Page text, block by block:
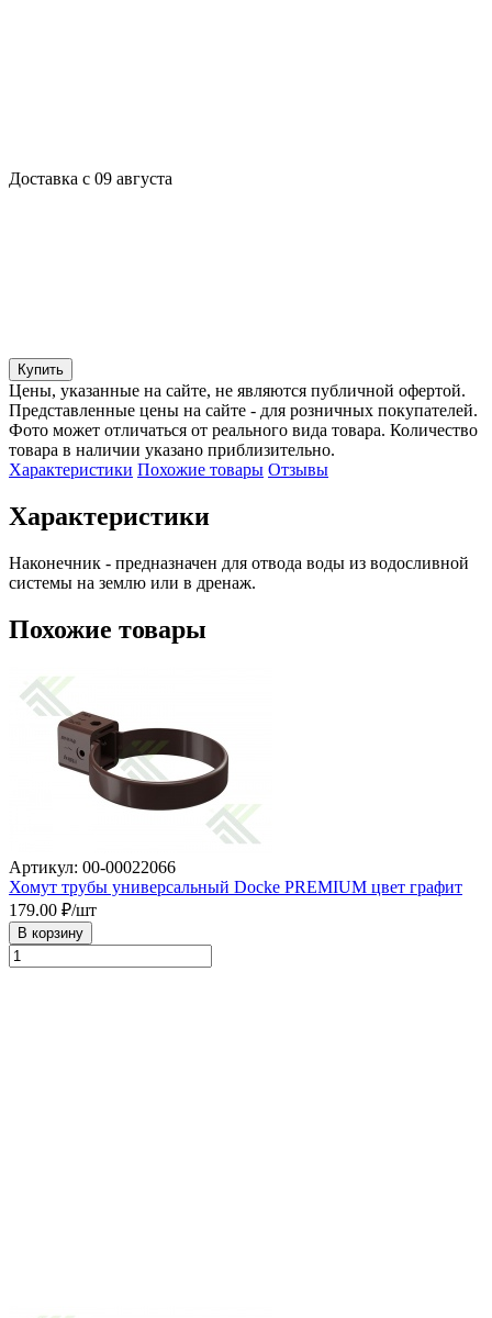
Доставка с 09 августа
Купить
Цены, указанные на сайте, не являются публичной офертой.
Представленные цены на сайте - для розничных покупателей.
Фото может отличаться от реального вида товара. Количество
товара в наличии указано приблизительно.
Характеристики Похожие товары Отзывы
Характеристики
Наконечник - предназначен для отвода воды из водосливной
системы на землю или в дренаж.
Похожие товары
Артикул: 00-00022066
Хомут трубы универсальный Docke PREMIUM цвет графит
179.00 ₽/шт
В корзину